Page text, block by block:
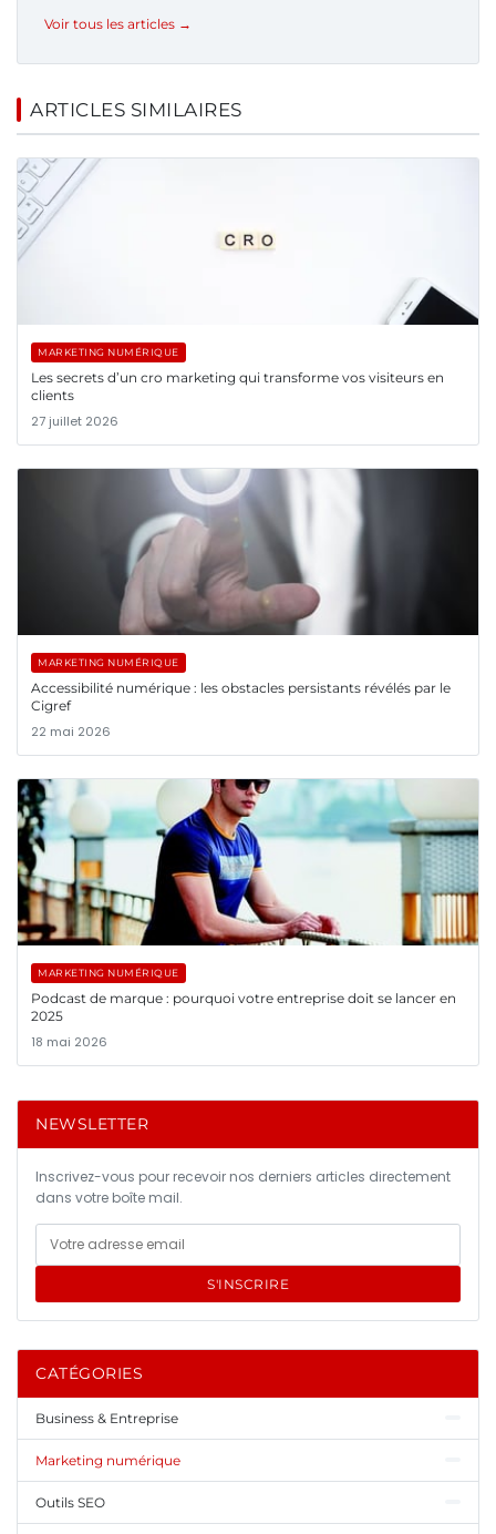
Voir tous les articles →
ARTICLES SIMILAIRES
MARKETING NUMÉRIQUE
Les secrets d’un cro marketing qui transforme vos visiteurs en
clients
27 juillet 2026
MARKETING NUMÉRIQUE
Accessibilité numérique : les obstacles persistants révélés par le
Cigref
22 mai 2026
MARKETING NUMÉRIQUE
Podcast de marque : pourquoi votre entreprise doit se lancer en
2025
18 mai 2026
NEWSLETTER
Inscrivez-vous pour recevoir nos derniers articles directement
dans votre boîte mail.
S'INSCRIRE
CATÉGORIES
Business & Entreprise
Marketing numérique
Outils SEO